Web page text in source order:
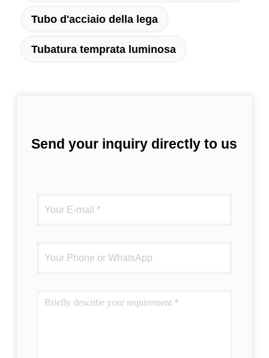
Tubo d'acciaio della lega
Tubatura temprata luminosa
Send your inquiry directly to us